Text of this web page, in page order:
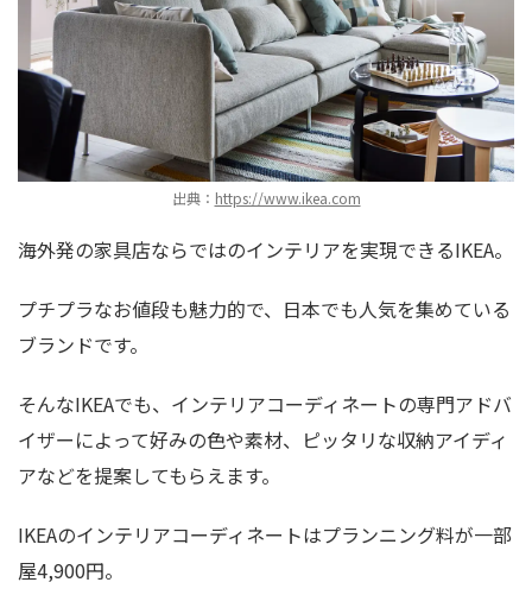
出典： https://www.ikea.com
海外発の家具店ならではのインテリアを実現できるIKEA。
プチプラなお値段も魅力的で、日本でも人気を集めている
ブランドです。
そんなIKEAでも、インテリアコーディネートの専門アドバ
イザーによって好みの色や素材、ピッタリな収納アイディ
アなどを提案してもらえます。
IKEAのインテリアコーディネートはプランニング料が一部
屋4,900円。